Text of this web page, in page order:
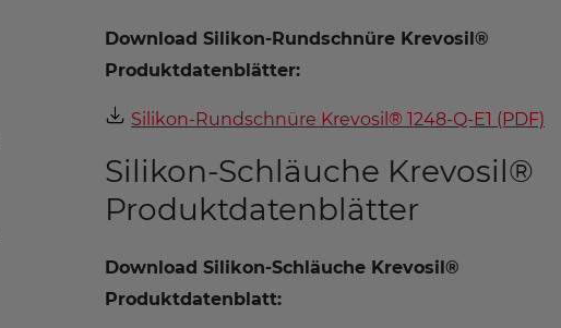
Download Silikon-Rundschnüre Krevosil®
Produktdatenblätter:
Silikon-Rundschnüre Krevosil® 1248-Q-E1 (PDF)
Silikon-Schläuche Krevosil®
Produktdatenblätter
Download Silikon-Schläuche Krevosil®
Produktdatenblatt: